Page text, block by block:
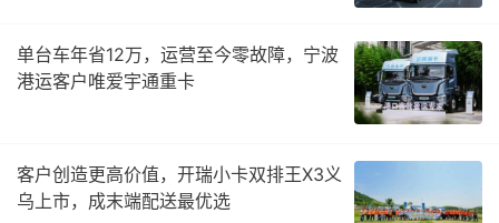
单台车年省12万，运营至今零故障，宁波
港运客户唯爱宇通重卡
客户创造更高价值，开瑞小卡双排王X3义
乌上市，成末端配送最优选